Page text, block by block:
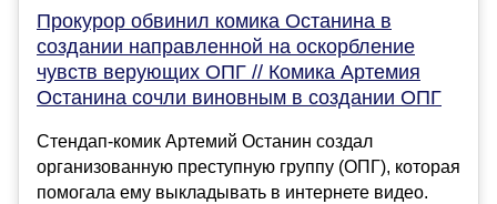
Прокурор обвинил комика Останина в
создании направленной на оскорбление
чувств верующих ОПГ // Комика Артемия
Останина сочли виновным в создании ОПГ
Стендап-комик Артемий Останин создал
организованную преступную группу (ОПГ), которая
помогала ему выкладывать в интернете видео.